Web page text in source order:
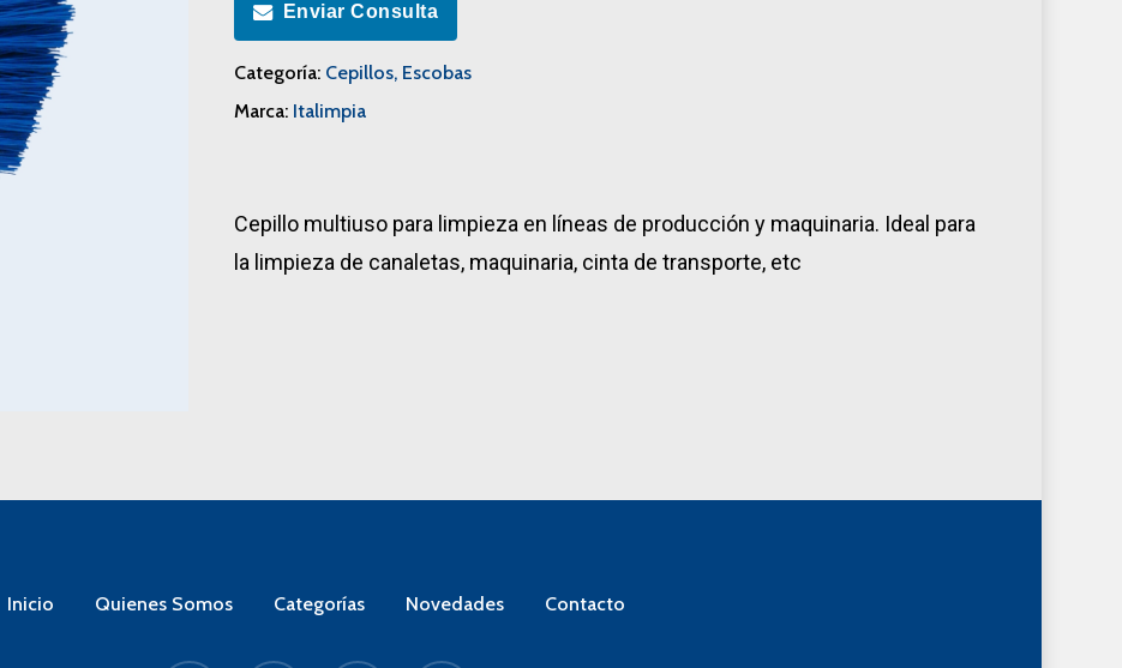
Enviar Consulta
Categoría: Cepillos, Escobas
Marca: Italimpia
Cepillo multiuso para limpieza en líneas de producción y maquinaria. Ideal para
la limpieza de canaletas, maquinaria, cinta de transporte, etc
Inicio Quienes Somos Categorías Novedades Contacto